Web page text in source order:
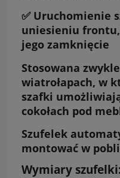
✅ Uruchomienie
uniesieniu frontu,
jego zamknięcie
Stosowana
wiatrołapach, w
szafki
cokołach pod
Szufelek
montować w
Wymiary